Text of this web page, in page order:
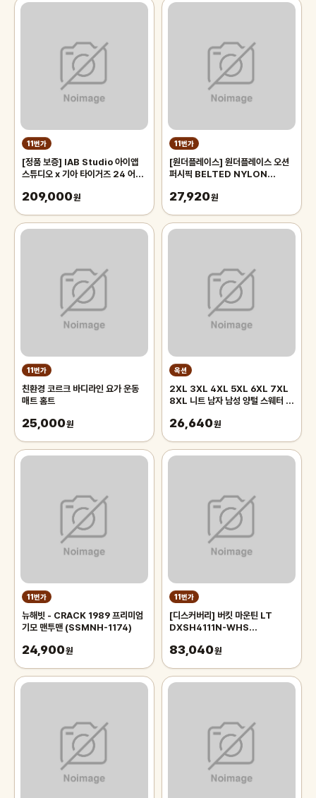
11번가
[정품 보증] IAB Studio 아이앱
스튜디오 x 기아 타이거즈 24 어센
209,000원
11번가
[원더플레이스] 원더플레이스 오션
퍼시픽 BELTED NYLON
(WOPC6TDHPZ02)
27,920원
11번가
친환경 코르크 바디라인 요가 운동
매트 홈트
25,000원
옥션
2XL 3XL 4XL 5XL 6XL 7XL
8XL 니트 남자 남성 양털 스웨터 순
이즈 4xl
26,640원
11번가
뉴해빗 - CRACK 1989 프리미엄
기모 맨투맨 (SSMNH-1174)
24,900원
11번가
[디스커버리] 버킷 마운틴 LT
DXSH4111N-WHS
83,040원